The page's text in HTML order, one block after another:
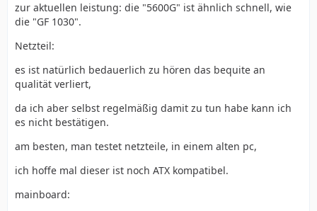
zur aktuellen leistung: die "5600G" ist ähnlich schnell, wie
die "GF 1030".
Netzteil:
es ist natürlich bedauerlich zu hören das bequite an
qualität verliert,
da ich aber selbst regelmäßig damit zu tun habe kann ich
es nicht bestätigen.
am besten, man testet netzteile, in einem alten pc,
ich hoffe mal dieser ist noch ATX kompatibel.
mainboard: